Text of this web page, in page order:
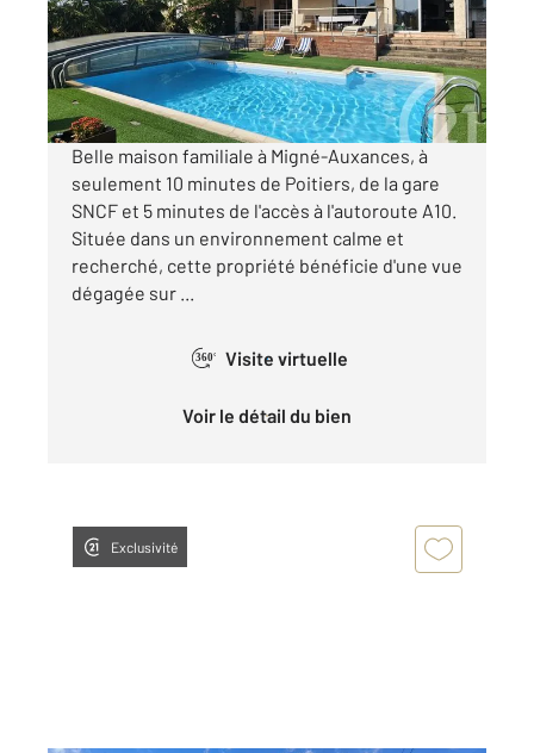
Maison à vendre
468 000 €
Visiter le site dédié
Belle maison familiale à Migné-Auxances, à
seulement 10 minutes de Poitiers, de la gare
SNCF et 5 minutes de l'accès à l'autoroute A10.
Située dans un environnement calme et
recherché, cette propriété bénéficie d'une vue
dégagée sur ...
360° Visite virtuelle
Voir le détail du bien
Exclusivité